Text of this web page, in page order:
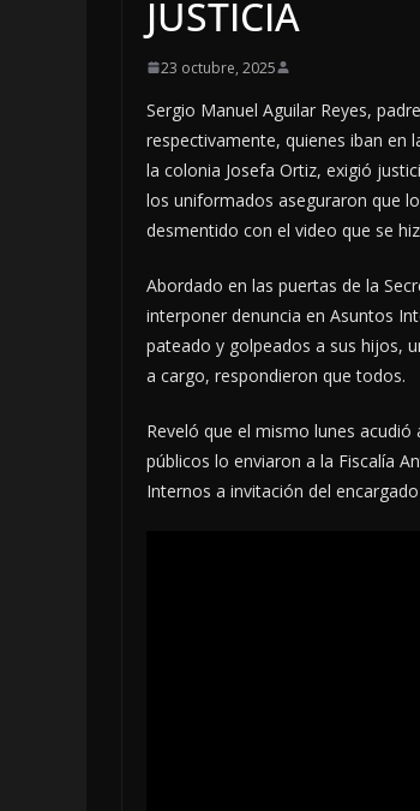
JUSTICIA
23 octubre, 2025
Sergio Manuel Aguilar Reyes,
respectivamente, quienes iban en
la colonia Josefa Ortiz, exigió
los uniformados aseguraron que
desmentido con el video que se
Abordado en las puertas de la
interponer denuncia en Asuntos
pateado y golpeados a sus hijos,
a cargo, respondieron que todos.
Reveló que el mismo lunes
públicos lo enviaron a la Fiscalía
Internos a invitación del